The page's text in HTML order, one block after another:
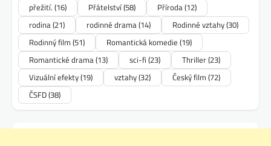
přežití. (16) Přátelství(58) Příroda(12)
rodina(21) rodinné drama(14) Rodinné vztahy(30)
Rodinný film (51) Romantická komedie (19)
Romantické drama(13) sci-fi (23) Thriller(23)
Vizuální efekty(19) vztahy(32) Český film (72)
ČSFD(38)